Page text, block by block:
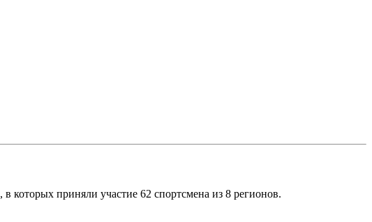
, в которых приняли участие 62 спортсмена из 8 регионов.